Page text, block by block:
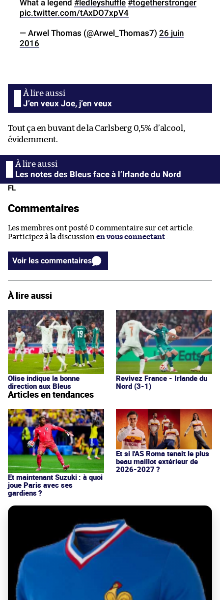
What a legend #ledleyshuffle #togetherstronger
pic.twitter.com/tAxDO7xpV4
— Arwel Thomas (@Arwel_Thomas7) 26 juin
2016
J’en veux Joe, j’en veux
Tout ça en buvant de la Carlsberg 0,5% d’alcool,
évidemment.
Les notes des Bleus face à l’Irlande du Nord
FL
Commentaires
Les membres ont posté 0 commentaire sur cet article.
Participez à la discussion en vous connectant .
Voir les commentaires
À lire aussi
Olise indique la bonne
direction aux Bleus
Revivez France - Irlande du
Nord (3-1)
Articles en tendances
Et maintenant Suzuki : à quoi
joue Paris avec ses
gardiens ?
Et si l'AS Roma tenait le plus
beau maillot extérieur de
2026-2027 ?